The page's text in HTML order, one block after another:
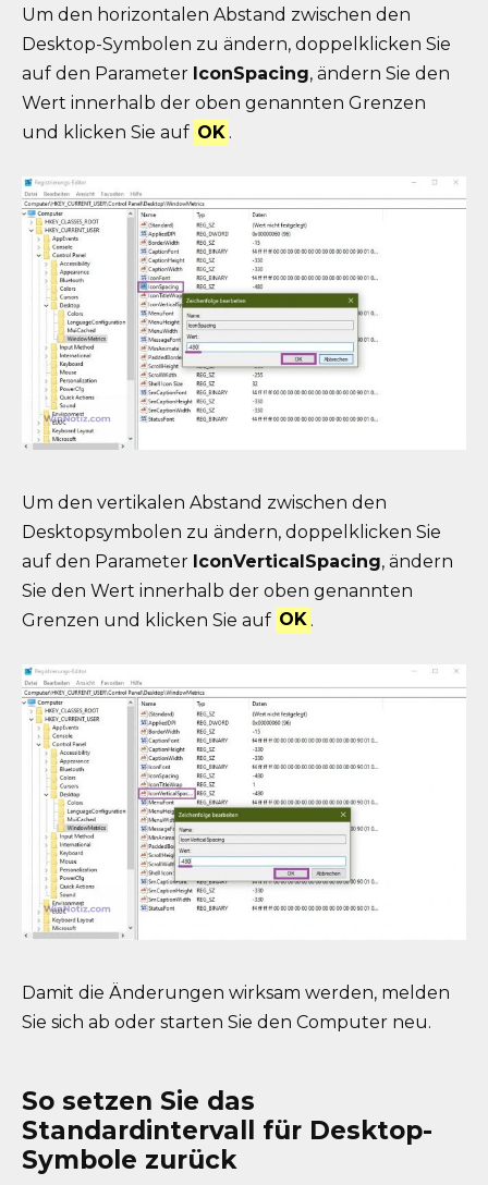
Um den horizontalen Abstand zwischen den
Desktop-Symbolen zu ändern, doppelklicken Sie
auf den Parameter IconSpacing, ändern Sie den
Wert innerhalb der oben genannten Grenzen
und klicken Sie auf OK .
Um den vertikalen Abstand zwischen den
Desktopsymbolen zu ändern, doppelklicken Sie
auf den Parameter IconVerticalSpacing, ändern
Sie den Wert innerhalb der oben genannten
Grenzen und klicken Sie auf OK .
Damit die Änderungen wirksam werden, melden
Sie sich ab oder starten Sie den Computer neu.
So setzen Sie das
Standardintervall für Desktop-
Symbole zurück